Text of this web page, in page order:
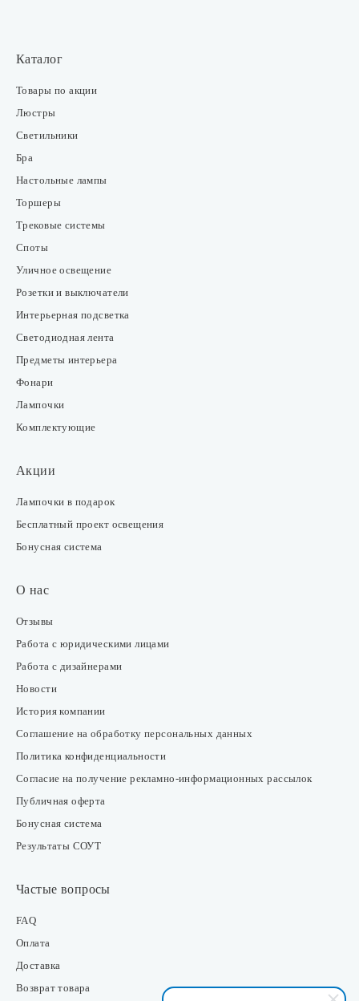
Каталог
Товары по акции
Люстры
Светильники
Бра
Настольные лампы
Торшеры
Трековые системы
Споты
Уличное освещение
Розетки и выключатели
Интерьерная подсветка
Светодиодная лента
Предметы интерьера
Фонари
Лампочки
Комплектующие
Акции
Лампочки в подарок
Бесплатный проект освещения
Бонусная система
О нас
Отзывы
Работа с юридическими лицами
Работа с дизайнерами
Новости
История компании
Соглашение на обработку персональных данных
Политика конфиденциальности
Согласие на получение рекламно-информационных рассылок
Публичная оферта
Бонусная система
Результаты СОУТ
Частые вопросы
FAQ
Оплата
Доставка
Возврат товара